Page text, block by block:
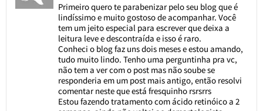
Primeiro quero te parabenizar pelo seu blog que é
lindíssimo e muito gostoso de acompanhar. Você
tem um jeito especial para escrever que deixa a
leitura leve e descontraída e isso é raro.
Conheci o blog faz uns dois meses e estou amando,
tudo muito lindo. Tenho uma perguntinha pra vc,
não tem a ver com o post mas não soube se
responderia em um post mais antigo, então resolvi
comentar neste que está fresquinho rsrsrrs
Estou fazendo tratamento com ácido retinóico a 2